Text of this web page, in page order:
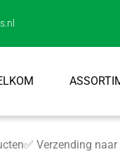
✅ Verzending naar